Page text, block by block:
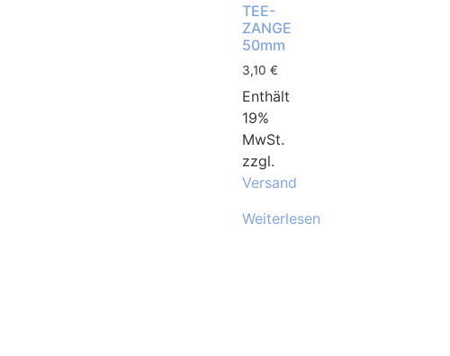
TEE-
ZANGE
50mm
3,10 €
Enthält
19%
MwSt.
zzgl.
Versand
Weiterlesen